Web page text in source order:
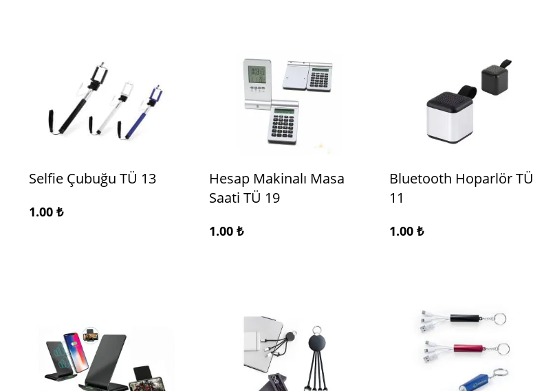
Selfie Çubuğu TÜ 13
1.00 ₺
Hesap Makinalı Masa
Saati TÜ 19
1.00 ₺
Bluetooth Hoparlör TÜ
11
1.00 ₺